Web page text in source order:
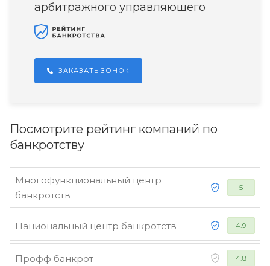
арбитражного управляющего
ЗАКАЗАТЬ ЗОНОК
Посмотрите рейтинг компаний по
банкротству
Многофункциональный центр
банкротств
5
Национальный центр банкротств 4.9
Профф банкрот 4.8